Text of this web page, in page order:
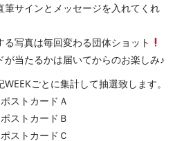
筆サインとメッセージを入れてくれ
写真は毎回変わる団体ショット
が当たるかは届いてからのお楽しみ♪
ごとに集計して抽選致します。
ストカードＡ
ストカードＢ
ストカードＣ